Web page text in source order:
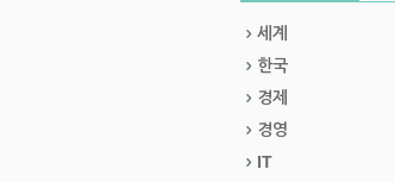
세계
한국
경제
경영
IT